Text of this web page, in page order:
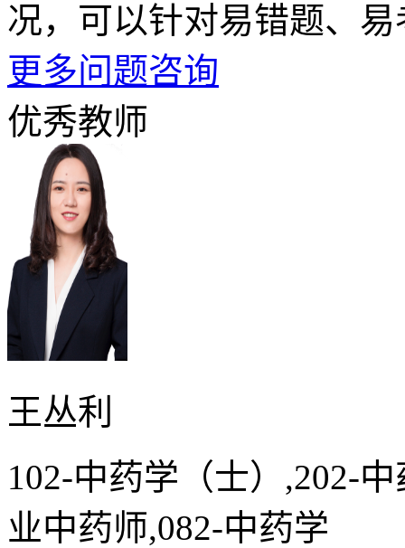
况，可以针对易错题、
更多问题咨询
优秀教师
王丛利
102-中药学（士）,202-
业中药师,082-中药学